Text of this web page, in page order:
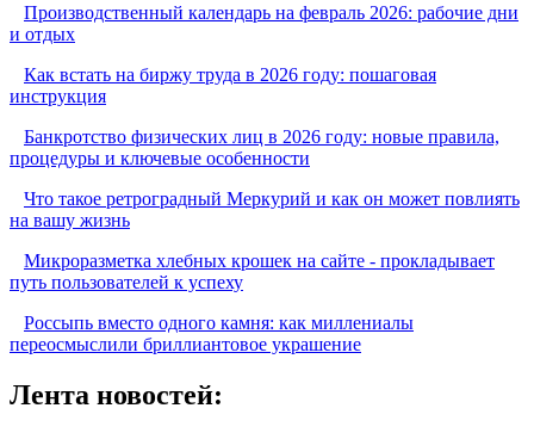
Производственный календарь на февраль 2026: рабочие дни
и отдых
Как встать на биржу труда в 2026 году: пошаговая
инструкция
Банкротство физических лиц в 2026 году: новые правила,
процедуры и ключевые особенности
Что такое ретроградный Меркурий и как он может повлиять
на вашу жизнь
Микроразметка хлебных крошек на сайте - прокладывает
путь пользователей к успеху
Россыпь вместо одного камня: как миллениалы
переосмыслили бриллиантовое украшение
Лента новостей: